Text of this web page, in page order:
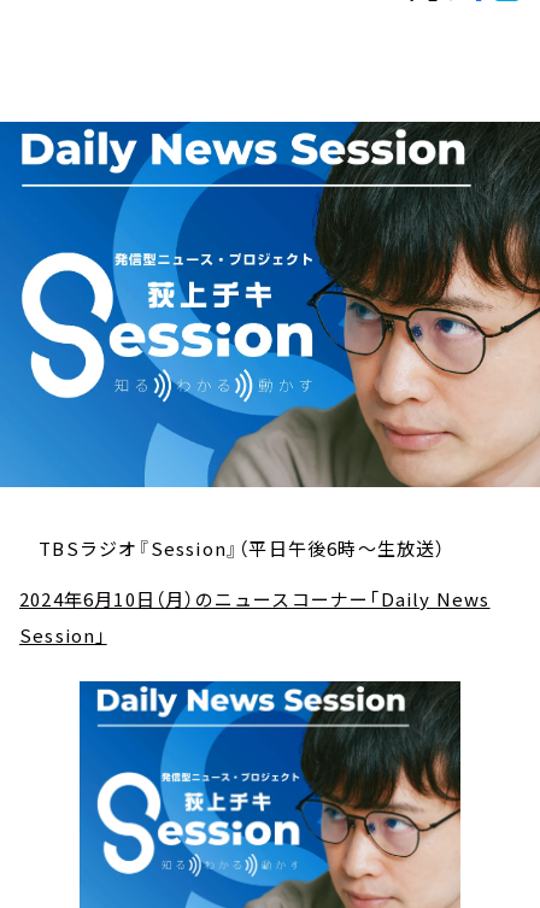
イベント・グッズ
YouTube
会社情報
TBSラジオ『Session』（平日午後6時～生放送）
2024年6月10日（月）のニュースコーナー「Daily News
Session」